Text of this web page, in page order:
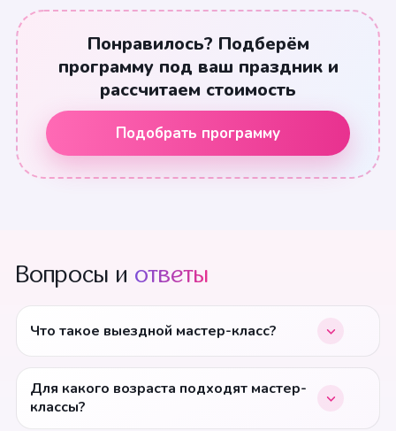
Понравилось? Подберём
программу под ваш праздник и
рассчитаем стоимость
Подобрать программу
Вопросы и ответы
Что такое выездной мастер-класс?
Для какого возраста подходят мастер-
классы?